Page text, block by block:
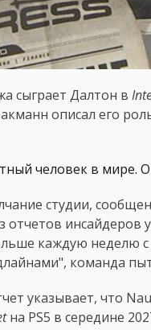
сыграет Далтон в
описал его
человек в мире.
студии,
отчетов инсайдеров
каждую неделю с
команда
указывает, что
на PS5 в середине